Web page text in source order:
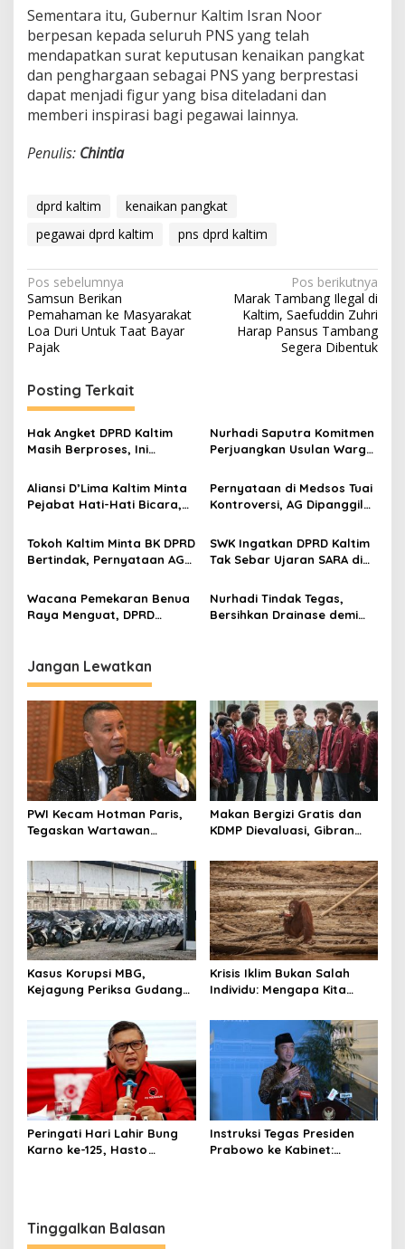
Sementara itu, Gubernur Kaltim Isran Noor
berpesan kepada seluruh PNS yang telah
mendapatkan surat keputusan kenaikan pangkat
dan penghargaan sebagai PNS yang berprestasi
dapat menjadi figur yang bisa diteladani dan
memberi inspirasi bagi pegawai lainnya.
Penulis: Chintia
dprd kaltim
kenaikan pangkat
pegawai dprd kaltim
pns dprd kaltim
Navigasi
pos
Pos sebelumnya
Samsun Berikan
Pemahaman ke Masyarakat
Loa Duri Untuk Taat Bayar
Pajak
Pos berikutnya
Marak Tambang Ilegal di
Kaltim, Saefuddin Zuhri
Harap Pansus Tambang
Segera Dibentuk
Posting Terkait
Hak Angket DPRD Kaltim
Masih Berproses, Ini
Baliknya
Nurhadi Saputra Komitmen
Perjuangkan Usulan Warga
Dialog Bersempekat
Aliansi D’Lima Kaltim Minta
Pejabat Hati-Hati Bicara,
Harga Mati
Pernyataan di Medsos Tuai
Kontroversi, AG Dipanggil
Tokoh Kaltim Minta BK DPRD
Bertindak, Pernyataan AG
SARA
SWK Ingatkan DPRD Kaltim
Tak Sebar Ujaran SARA di
Wacana Pemekaran Benua
Raya Menguat, DPRD
Nurhadi Tindak Tegas,
Bersihkan Drainase demi
Jangan Lewatkan
PWI Kecam Hotman Paris,
Tegaskan Wartawan
Makan Bergizi Gratis dan
KDMP Dievaluasi, Gibran
Diperbaiki
Kasus Korupsi MBG,
Kejagung Periksa Gudang
BGN
Krisis Iklim Bukan Salah
Individu: Mengapa Kita
“Tanggung Jawab
Pribadi”?
Peringati Hari Lahir Bung
Karno ke-125, Hasto
Instruksi Tegas Presiden
Prabowo ke Kabinet:
Tinggalkan Balasan